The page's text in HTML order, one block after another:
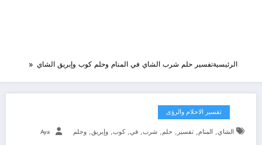
الرئيسيةتفسير حلم شرب الشاي في المنام وحلم كوب وإبريق الشاي
تفسير الاحلام والرؤى
الشاي, المنام, تفسير , حلم, شرب, في,كوب, وإبريق, وحلم Aya